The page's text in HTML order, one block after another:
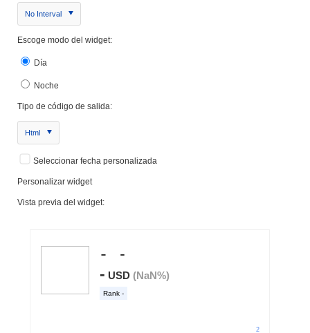
No Interval
Escoge modo del widget:
Día
Noche
Tipo de código de salida:
Html
Seleccionar fecha personalizada
Personalizar widget
Vista previa del widget: